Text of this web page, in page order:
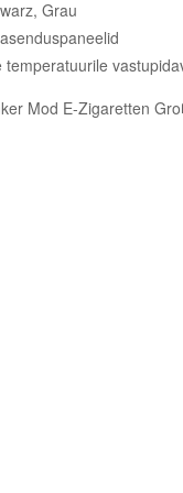
Grau
temperatuurile